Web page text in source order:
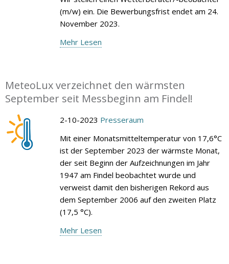
(m/w) ein. Die Bewerbungsfrist endet am 24.
November 2023.
Mehr Lesen
MeteoLux verzeichnet den wärmsten
September seit Messbeginn am Findel!
2-10-2023 Presseraum
Mit einer Monatsmitteltemperatur von 17,6°C
ist der September 2023 der wärmste Monat,
der seit Beginn der Aufzeichnungen im Jahr
1947 am Findel beobachtet wurde und
verweist damit den bisherigen Rekord aus
dem September 2006 auf den zweiten Platz
(17,5 °C).
Mehr Lesen